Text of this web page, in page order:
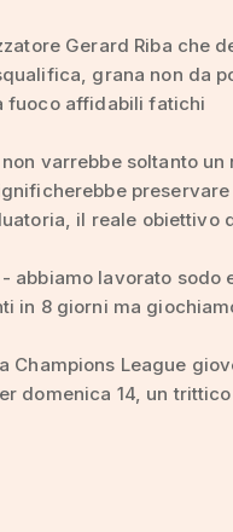
Gerard Riba che
grana non da
fuoco affidabili fatichi
varrebbe soltanto un
preservare
il reale obiettivo
abbiamo lavorato sodo
in 8 giorni ma
Champions League
domenica 14, un